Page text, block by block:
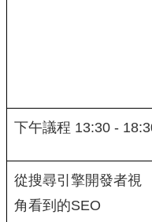
下午議程 13:30 -
從搜尋引擎開發者視
角看到的SEO